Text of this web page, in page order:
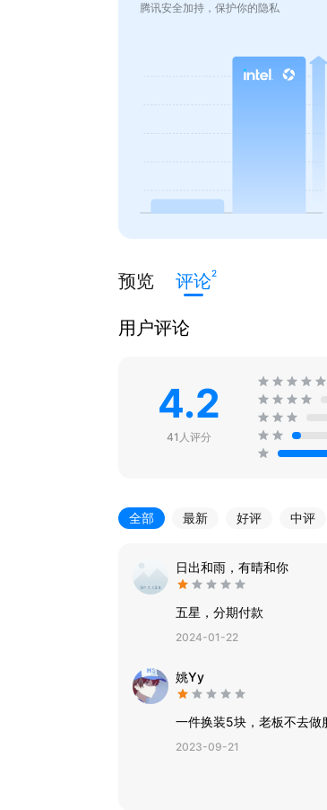
腾讯安全加持，保护你的隐私
预览 评论2
用户评论
4.2
41人评分
全部 最新 好评 中评
日出和雨，有晴和你
五星，分期付款
2024-01-22
姚Yy
一件换装5块，老板不去做
2023-09-21